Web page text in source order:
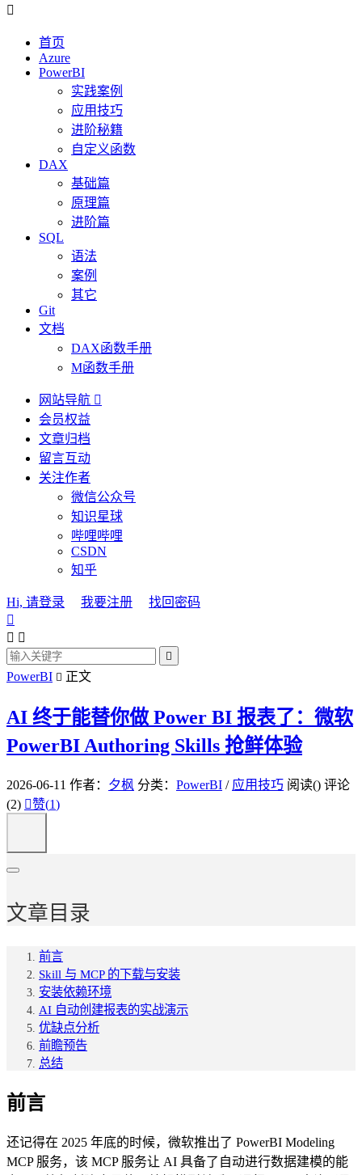

首页
Azure
PowerBI
实践案例
应用技巧
进阶秘籍
自定义函数
DAX
基础篇
原理篇
进阶篇
SQL
语法
案例
其它
Git
文档
DAX函数手册
M函数手册
网站导航 
会员权益
文章归档
留言互动
关注作者
微信公众号
知识星球
哔哩哔哩
CSDN
知乎
Hi, 请登录 我要注册
找回密码

 

PowerBI  正文
AI 终于能替你做 Power BI 报表了：微软
PowerBI Authoring Skills 抢鲜体验
2026-06-11 作者： 夕枫 分类： PowerBI / 应用技巧 阅读() 评论
(2) 赞(1)
文章目录
前言
Skill 与 MCP 的下载与安装
安装依赖环境
AI 自动创建报表的实战演示
优缺点分析
前瞻预告
总结
前言
还记得在 2025 年底的时候，微软推出了 PowerBI Modeling
MCP 服务，该 MCP 服务让 AI 具备了自动进行数据建模的能